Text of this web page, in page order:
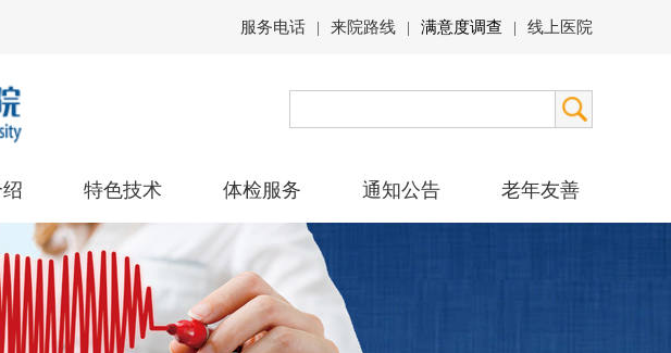
服务电话 来院路线 满意度调查 线上医院
特色技术 体检服务 通知公告 老年友善